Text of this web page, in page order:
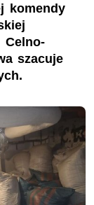
komendy
Celno-
szacuje